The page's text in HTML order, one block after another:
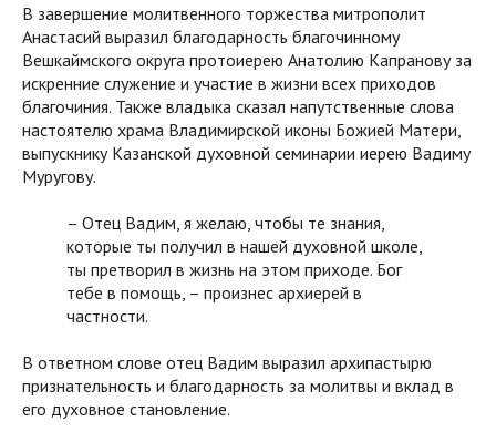
В завершение молитвенного торжества митрополит
Анастасий выразил благодарность благочинному
Вешкаймского округа протоиерею Анатолию Капранову за
искренние служение и участие в жизни всех приходов
благочиния. Также владыка сказал напутственные слова
настоятелю храма Владимирской иконы Божией Матери,
выпускнику Казанской духовной семинарии иерею Вадиму
Муругову.
– Отец Вадим, я желаю, чтобы те знания,
которые ты получил в нашей духовной школе,
ты претворил в жизнь на этом приходе. Бог
тебе в помощь, – произнес архиерей в
частности.
В ответном слове отец Вадим выразил архипастырю
признательность и благодарность за молитвы и вклад в
его духовное становление.